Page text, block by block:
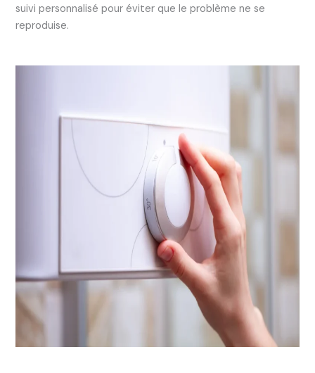
suivi personnalisé pour éviter que le problème ne se
reproduise.